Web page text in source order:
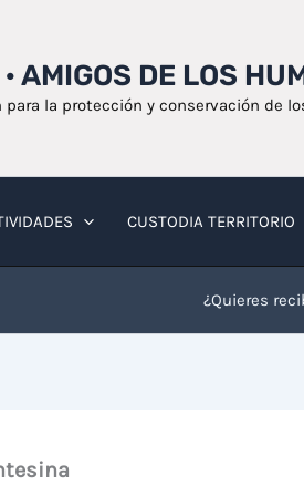
AMIGOS DE LOS
para la protección y conservación de
CUSTODIA TERRITORIO
¿Quieres